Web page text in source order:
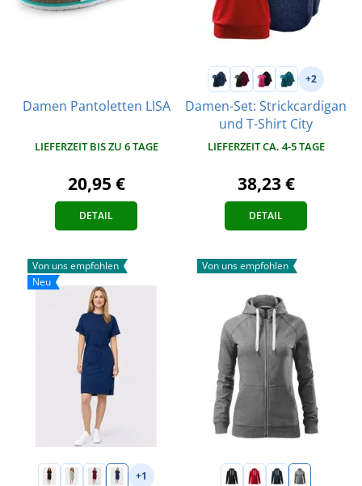
Damen Pantoletten LISA
LIEFERZEIT BIS ZU 6 TAGE
20,95 €
DETAIL
+2
Damen-Set: Strickcardigan
und T-Shirt City
LIEFERZEIT CA. 4-5 TAGE
38,23 €
DETAIL
Von uns empfohlen
Neu
+1
Von uns empfohlen